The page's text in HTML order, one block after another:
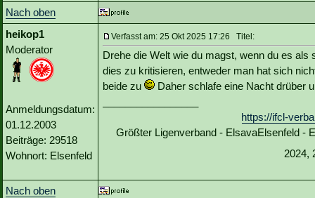
Nach oben
heikop1
Moderator
Anmeldungsdatum:
01.12.2003
Beiträge: 29518
Wohnort: Elsenfeld
Verfasst am: 25 Okt 2025 17:26 Titel:
Drehe die Welt wie du magst, wenn du es
dies zu kritisieren, entweder man hat sich
beide zu
Daher schlafe eine Nacht drüber
https://ifcl-
Größter Ligenverband - ElsavaElsenfeld -
2024,
Nach oben